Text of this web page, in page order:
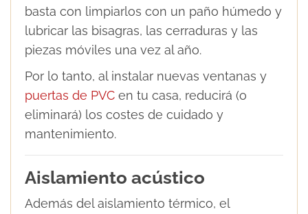
basta con limpiarlos con un paño húmedo y
lubricar las bisagras, las cerraduras y las
piezas móviles una vez al año.
Por lo tanto, al instalar nuevas ventanas y
puertas de PVC en tu casa, reducirá (o
eliminará) los costes de cuidado y
mantenimiento.
Aislamiento acústico
Además del aislamiento térmico, el